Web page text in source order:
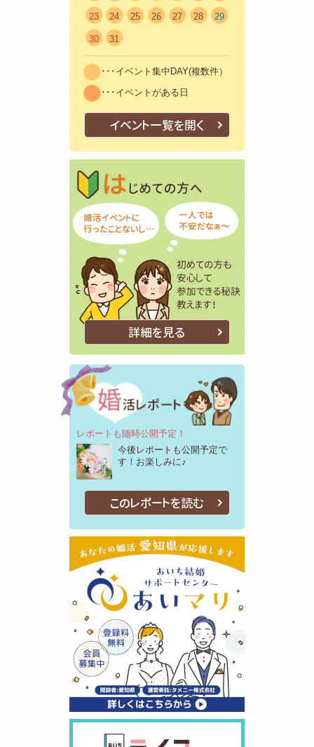
23 24 25 26 27 28 29
30 31
･･･イベント集中DAY(複数件）
･･･イベントがある日
イベント一覧を開く
はじめての方
詳細を見る
レポートも随時公開予定！
今後レポートも公開予定で
す！お楽しみに♪
このレポートを読む